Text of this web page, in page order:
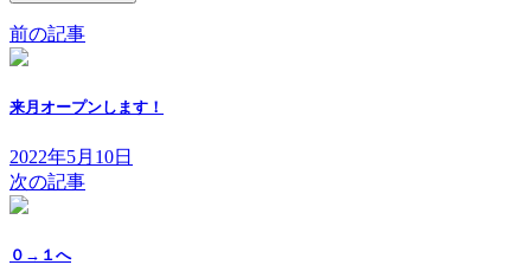
前の記事
来月オープンします！
2022年5月10日
次の記事
０→１へ